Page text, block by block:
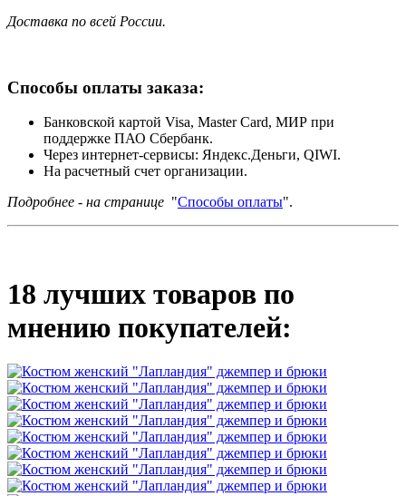
Доставка по всей России.
Способы оплаты заказа:
Банковской картой Visa, Master Card, МИР при
поддержке ПАО Сбербанк.
Через интернет-сервисы: Яндекс.Деньги, QIWI.
На расчетный счет организации.
Подробнее - на странице "Способы оплаты".
18 лучших товаров по
мнению покупателей: